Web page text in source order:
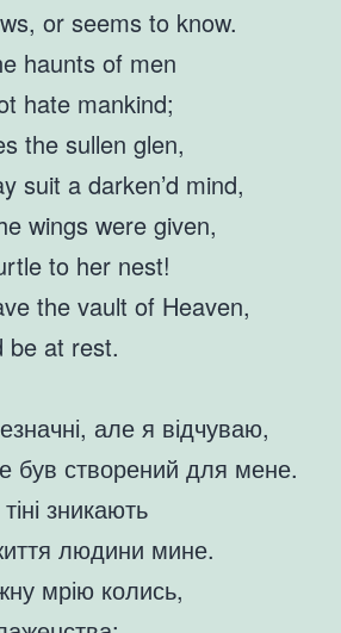
or seems to know.
haunts of men
hate mankind;
the sullen glen,
suit a darken’d mind,
wings were given,
to her nest!
the vault of Heaven,
be at rest.
але я відчуваю,
був створений для мене.
зникають
людини мине.
мрію колись,